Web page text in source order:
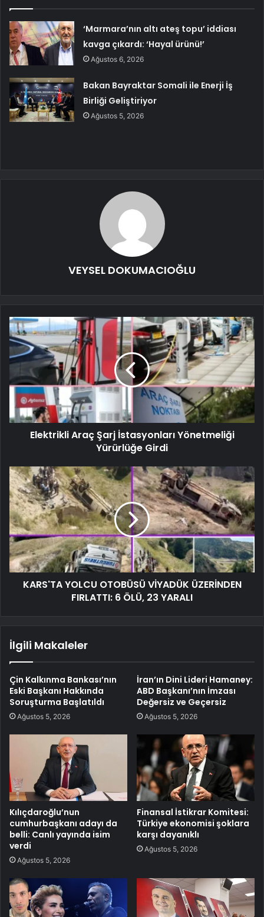
‘Marmara’nın altı ateş topu’ iddiası
kavga çıkardı: ‘Hayal ürünü!’
Ağustos 6, 2026
Bakan Bayraktar Somali ile Enerji İş
Birliği Geliştiriyor
Ağustos 5, 2026
VEYSEL DOKUMACIOĞLU
Elektrikli Araç Şarj İstasyonları Yönetmeliği
Yürürlüğe Girdi
KARS'TA YOLCU OTOBÜSÜ VİYADÜK ÜZERİNDEN
FIRLATTI: 6 ÖLÜ, 23 YARALI
İlgili Makaleler
Çin Kalkınma Bankası’nın
Eski Başkanı Hakkında
Soruşturma Başlatıldı
Ağustos 5, 2026
İran’ın Dini Lideri Hamaney:
ABD Başkanı’nın İmzası
Değersiz ve Geçersiz
Ağustos 5, 2026
Kılıçdaroğlu’nun
cumhurbaşkanı adayı da
belli: Canlı yayında isim
verdi
Ağustos 5, 2026
Finansal İstikrar Komitesi:
Türkiye ekonomisi şoklara
karşı dayanıklı
Ağustos 5, 2026